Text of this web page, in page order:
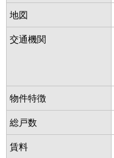
地図
交通機関
物件特徴
総戸数
賃料